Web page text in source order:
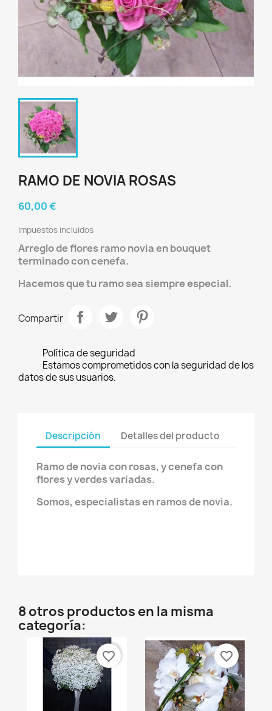
RAMO DE NOVIA ROSAS
60,00 €
Impuestos incluidos
Arreglo de flores ramo novia en bouquet
terminado con cenefa.
Hacemos que tu ramo sea siempre especial.
Compartir
Política de seguridad
Estamos comprometidos con la seguridad de los
datos de sus usuarios.
Descripción Detalles del producto
Ramo de novia con rosas, y cenefa con
flores y verdes variadas.
Somos, especialistas en ramos de novia.
8 otros productos en la misma
categoría:
favorite_border favorite_border